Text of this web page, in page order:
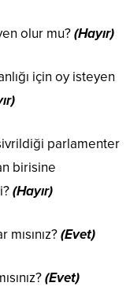
olur mu?(Hayır)
için oy isteyen
parlamenter
birisine
(Hayır)
(Evet)
(Evet)